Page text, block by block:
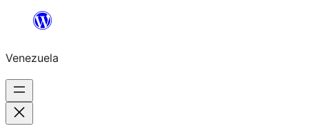
Saltar
contenido
Venezuela